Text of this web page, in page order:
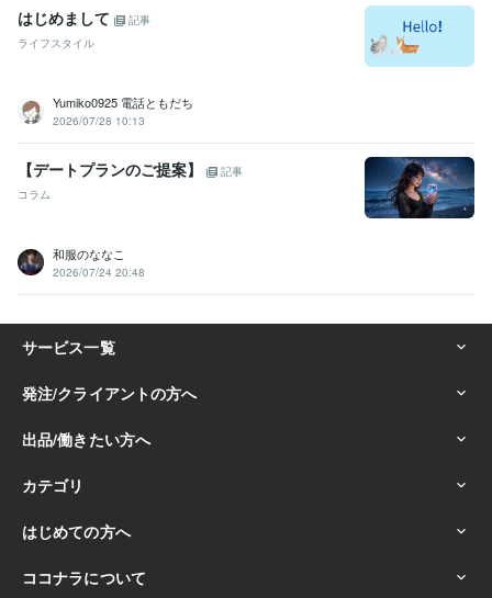
はじめまして
記事
ライフスタイル
Yumiko0925 電話ともだち
2026/07/28 10:13
【デートプランのご提案】
記事
コラム
和服のななこ
2026/07/24 20:48